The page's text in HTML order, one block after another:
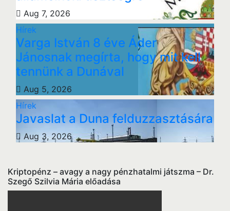
Aug 7, 2026
Hírek
Varga István 8 éve Áder
Jánosnak megírta, hogy mit kell
tennünk a Dunával
Aug 5, 2026
Hírek
Javaslat a Duna felduzzasztására
Aug 3, 2026
Kriptopénz – avagy a nagy pénzhatalmi játszma – Dr.
Szegő Szilvia Mária előadása